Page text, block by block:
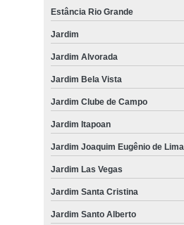
Estância Rio Grande
Jardim
Jardim Alvorada
Jardim Bela Vista
Jardim Clube de Campo
Jardim Itapoan
Jardim Joaquim Eugênio de Lima
Jardim Las Vegas
Jardim Santa Cristina
Jardim Santo Alberto